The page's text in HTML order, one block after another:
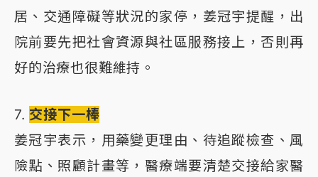
居、交通障礙等狀況的家停，姜冠宇提醒，出
院前要先把社會資源與社區服務接上，否則再
好的治療也很難維持。
7. 交接下一棒
姜冠宇表示，用藥變更理由、待追蹤檢查、風
險點、照顧計畫等，醫療端要清楚交接給家醫